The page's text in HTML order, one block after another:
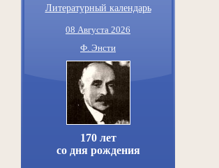
Литературный календарь
08 Августа 2026
Ф. Энсти
170 лет
со дня рождения